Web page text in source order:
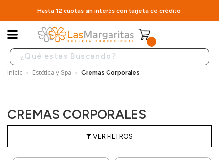
Hasta 12 cuotas sin interés con tarjeta de crédito
Inicio Estética y Spa Cremas Corporales
CREMAS CORPORALES
VER FILTROS